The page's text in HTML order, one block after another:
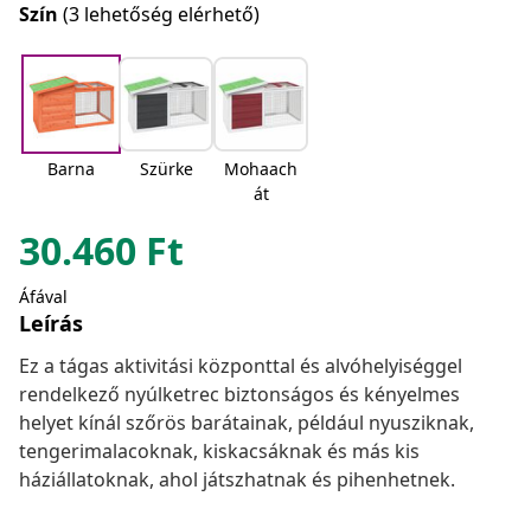
Szín (3 lehetőség elérhető)
Barna Szürke
Mohaach
át
30.460 Ft
Áfával
Leírás
Ez a tágas aktivitási központtal és alvóhelyiséggel
rendelkező nyúlketrec biztonságos és kényelmes
helyet kínál szőrös barátainak, például nyusziknak,
tengerimalacoknak, kiskacsáknak és más kis
háziállatoknak, ahol játszhatnak és pihenhetnek.